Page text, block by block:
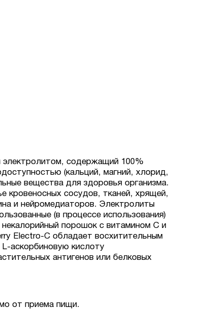
содержащий 100%
(кальций, магний, хлорид,
вещества для здоровья организма.
кровеносных сосудов, тканей, хрящей,
и нейромедиаторов. Электролиты
(в процессе использования)
порошок с витамином C и
Electro-C обладает восхитительным
аскорбиновую кислоту
антигенов или белковых
от приема пищи.